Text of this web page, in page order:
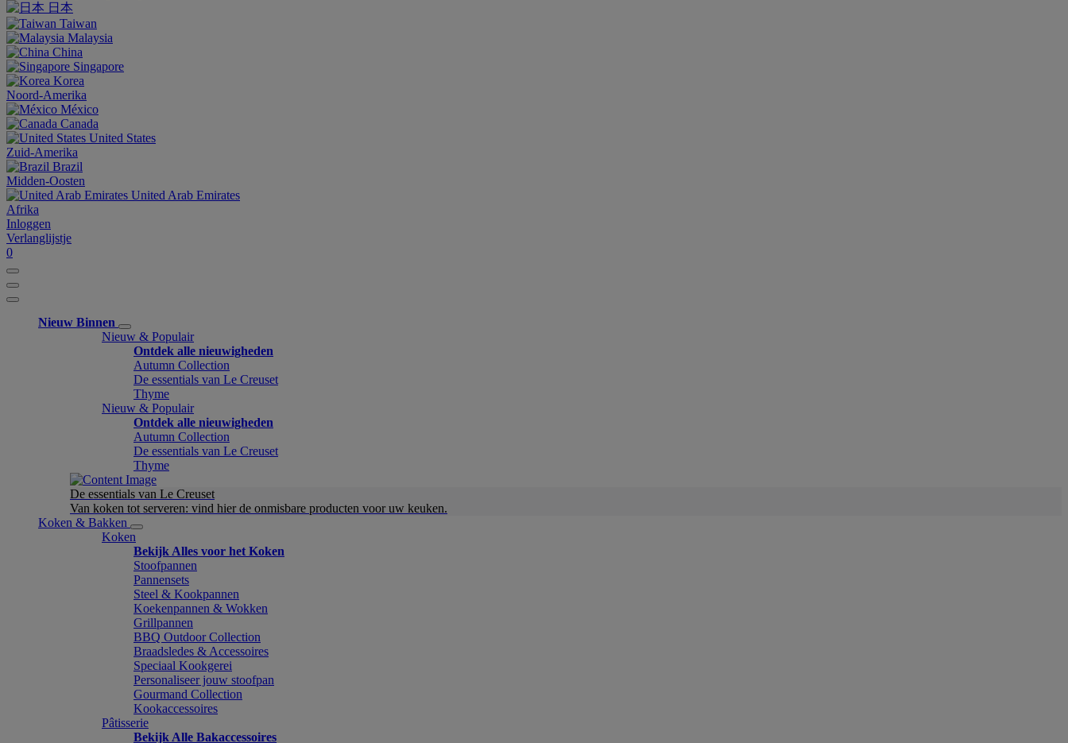
日本
Taiwan
Malaysia
China
Singapore
Korea
Noord-Amerika
México
Canada
United States
Zuid-Amerika
Brazil
Midden-Oosten
United Arab Emirates
Afrika
Inloggen
Verlanglijstje
0
Nieuw Binnen
Nieuw & Populair
Ontdek alle nieuwigheden
Autumn Collection
De essentials van Le Creuset
Thyme
Nieuw & Populair
Ontdek alle nieuwigheden
Autumn Collection
De essentials van Le Creuset
Thyme
De essentials van Le Creuset
Van koken tot serveren: vind hier de onmisbare producten voor uw keuken.
Koken & Bakken
Koken
Bekijk Alles voor het Koken
Stoofpannen
Pannensets
Steel & Kookpannen
Koekenpannen & Wokken
Grillpannen
BBQ Outdoor Collection
Braadsledes & Accessoires
Speciaal Kookgerei
Personaliseer jouw stoofpan
Gourmand Collection
Kookaccessoires
Pâtisserie
Bekijk Alle Bakaccessoires